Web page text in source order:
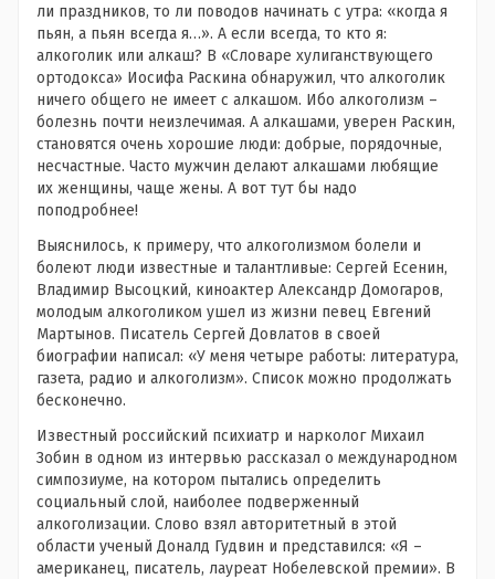
ли праздников, то ли поводов начинать с утра: «когда я
пьян, а пьян всегда я…». А если всегда, то кто я:
алкоголик или алкаш? В «Словаре хулиганствующего
ортодокса» Иосифа Раскина обнаружил, что алкоголик
ничего общего не имеет с алкашом. Ибо алкоголизм –
болезнь почти неизлечимая. А алкашами, уверен Раскин,
становятся очень хорошие люди: добрые, порядочные,
несчастные. Часто мужчин делают алкашами любящие
их женщины, чаще жены. А вот тут бы надо
поподробнее!
Выяснилось, к примеру, что алкоголизмом болели и
болеют люди известные и талантливые: Сергей Есенин,
Владимир Высоцкий, киноактер Александр Домогаров,
молодым алкоголиком ушел из жизни певец Евгений
Мартынов. Писатель Сергей Довлатов в своей
биографии написал: «У меня четыре работы: литература,
газета, радио и алкоголизм». Список можно продолжать
бесконечно.
Известный российский психиатр и нарколог Михаил
Зобин в одном из интервью рассказал о международном
симпозиуме, на котором пытались определить
социальный слой, наиболее подверженный
алкоголизации. Слово взял авторитетный в этой
области ученый Доналд Гудвин и представился: «Я –
американец, писатель, лауреат Нобелевской премии». В